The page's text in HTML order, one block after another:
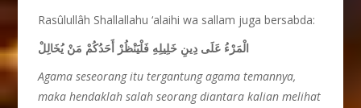
Rasûlullâh Shallallahu ‘alaihi wa sallam juga bersabda:
الْمَرْءُ عَلَى دِينِ خَلِيلِهِ فَلْيَنْظُرْ أَحَدُكُمْ مَنْ يُخَالِلْ
Agama seseorang itu tergantung agama temannya,
maka hendaklah salah seorang diantara kalian melihat